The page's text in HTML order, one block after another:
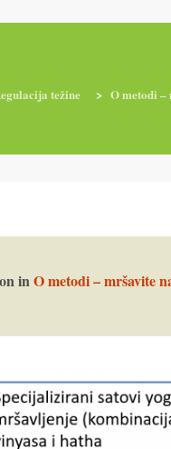
težine > O metodi
inO metodi – mršavite